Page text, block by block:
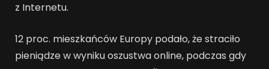
z Internetu.
12 proc. mieszkańców Europy podało, że straciło
pieniądze w wyniku oszustwa online, podczas gdy